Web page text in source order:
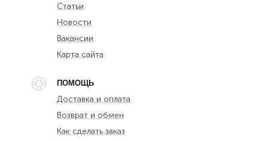
Статьи
Новости
Вакансии
Карта сайта
ПОМОЩЬ
Доставка и оплата
Возврат и обмен
Как сделать заказ